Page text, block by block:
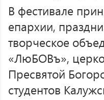
В фестивале
епархии,
творческое
«ЛюБОВъ»,
Пресвятой
студентов